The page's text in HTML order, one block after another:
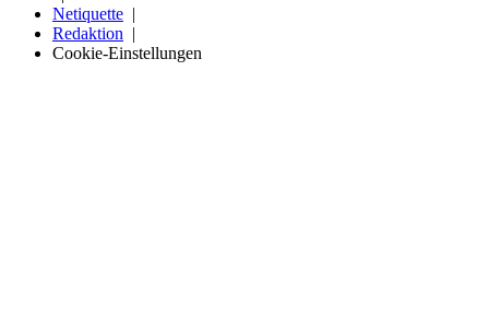
Netiquette
Redaktion
Cookie-Einstellungen